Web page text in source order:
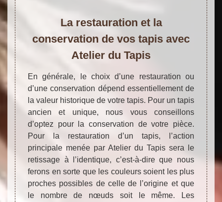
La restauration et la
conservation de vos tapis avec
Atelier du Tapis
En générale, le choix d’une restauration ou
d’une conservation dépend essentiellement de
la valeur historique de votre tapis. Pour un tapis
ancien et unique, nous vous conseillons
d’optez pour la conservation de votre pièce.
Pour la restauration d’un tapis, l’action
principale menée par Atelier du Tapis sera le
retissage à l’identique, c’est-à-dire que nous
ferons en sorte que les couleurs soient les plus
proches possibles de celle de l’origine et que
le nombre de nœuds soit le même. Les